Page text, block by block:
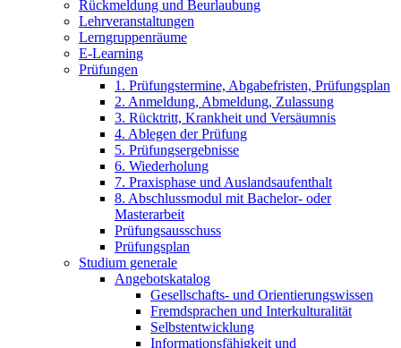
Rückmeldung und Beurlaubung
Lehrveranstaltungen
Lerngruppenräume
E-Learning
Prüfungen
1. Prüfungstermine, Abgabefristen, Prüfungsplan
2. Anmeldung, Abmeldung, Zulassung
3. Rücktritt, Krankheit und Versäumnis
4. Ablegen der Prüfung
5. Prüfungsergebnisse
6. Wiederholung
7. Praxisphase und Auslandsaufenthalt
8. Abschlussmodul mit Bachelor- oder
Masterarbeit
Prüfungsausschuss
Prüfungsplan
Studium generale
Angebotskatalog
Gesellschafts- und Orientierungswissen
Fremdsprachen und Interkulturalität
Selbstentwicklung
Informationsfähigkeit und